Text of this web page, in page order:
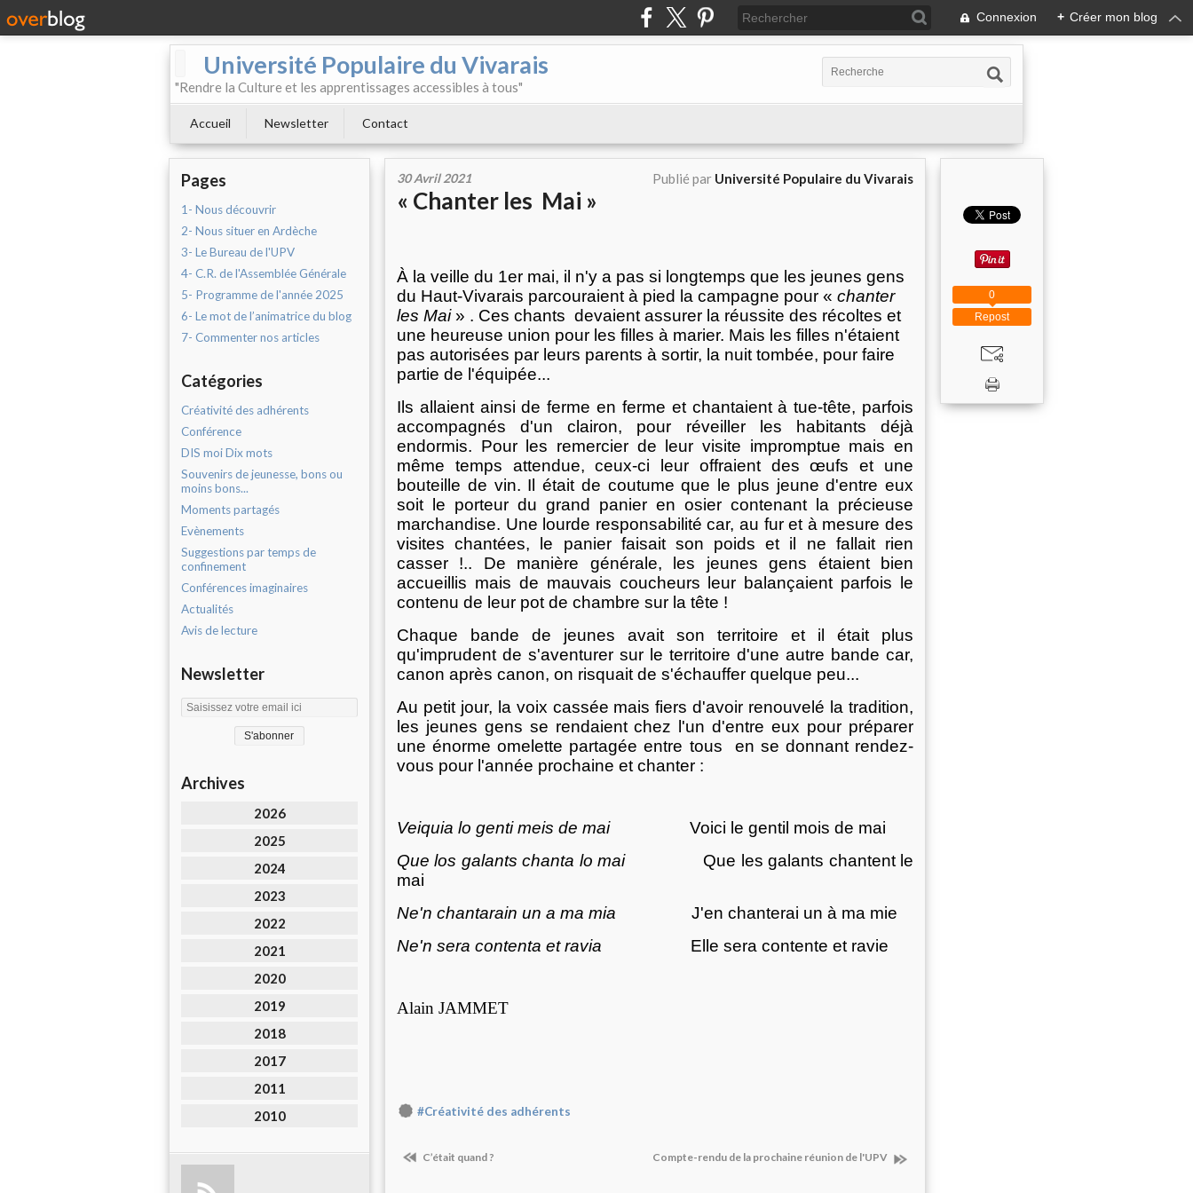
Connexion + Créer mon blog
Université Populaire du Vivarais
"Rendre la Culture et les apprentissages accessibles à tous"
Accueil Newsletter Contact
Pages
1- Nous découvrir
2- Nous situer en Ardèche
3- Le Bureau de l'UPV
4- C.R. de l'Assemblée Générale
5- Programme de l'année 2025
6- Le mot de l’animatrice du blog
7- Commenter nos articles
Catégories
Créativité des adhérents
Conférence
DIS moi Dix mots
Souvenirs de jeunesse, bons ou
moins bons...
Moments partagés
Evènements
Suggestions par temps de
confinement
Conférences imaginaires
Actualités
Avis de lecture
Newsletter
Archives
2026
2025
2024
2023
2022
2021
2020
2019
2018
2017
2011
2010
30 Avril 2021 Publié par Université Populaire du Vivarais
« Chanter les Mai »
À la veille du 1er mai, il n'y a pas si longtemps que les jeunes gens
du Haut-Vivarais parcouraient à pied la campagne pour « chanter
les Mai» . Ces chants devaient assurer la réussite des récoltes et
une heureuse union pour les filles à marier. Mais les filles n'étaient
pas autorisées par leurs parents à sortir, la nuit tombée, pour faire
partie de l'équipée...
Ils allaient ainsi de ferme en ferme et chantaient à tue-tête, parfois
accompagnés d'un clairon, pour réveiller les habitants déjà
endormis. Pour les remercier de leur visite impromptue mais en
même temps attendue, ceux-ci leur offraient des œufs et une
bouteille de vin. Il était de coutume que le plus jeune d'entre eux
soit le porteur du grand panier en osier contenant la précieuse
marchandise. Une lourde responsabilité car, au fur et à mesure des
visites chantées, le panier faisait son poids et il ne fallait rien
casser !.. De manière générale, les jeunes gens étaient bien
accueillis mais de mauvais coucheurs leur balançaient parfois le
contenu de leur pot de chambre sur la tête !
Chaque bande de jeunes avait son territoire et il était plus
qu'imprudent de s'aventurer sur le territoire d'une autre bande car,
canon après canon, on risquait de s'échauffer quelque peu...
Au petit jour, la voix cassée mais fiers d'avoir renouvelé la tradition,
les jeunes gens se rendaient chez l'un d'entre eux pour préparer
une énorme omelette partagée entre tous en se donnant rendez-
vous pour l'année prochaine et chanter :
Veiquia lo genti meis de mai Voici le gentil mois de mai
Que los galants chanta lo mai Que les galants chantent le
mai
Ne'n chantarain un a ma mia J'en chanterai un à ma mie
Ne'n sera contenta et ravia Elle sera contente et ravie
Alain JAMMET
#Créativité des adhérents
C’était quand ? Compte-rendu de la prochaine réunion de l'UPV
Repost
0